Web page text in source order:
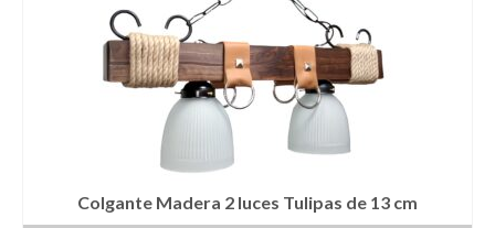
Colgante Madera 2 luces Tulipas de 13 cm